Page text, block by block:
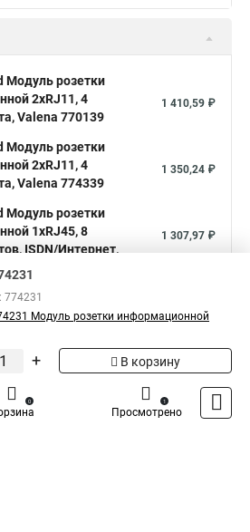
Модуль розетки
2xRJ11, 4
Valena 770139
1 410,59 ₽
Модуль розетки
2хRJ11, 4
Valena 774339
1 350,24 ₽
Модуль розетки
1хRJ45, 8
ISDN/Интернет,
1 307,97 ₽
1
магазин Legrandв
774231
Модуль розетки информационной
+ В корзину
0
Просмотрено
1